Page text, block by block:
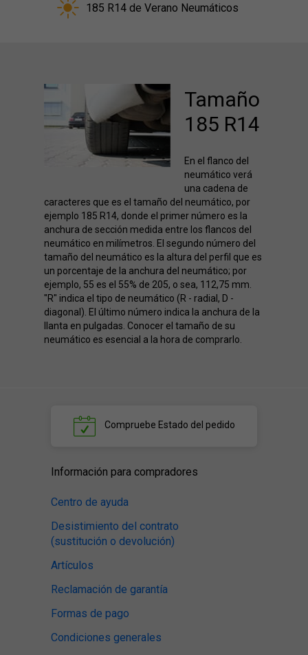
185 R14 de Verano Neumáticos
Tamaño
185 R14
En el flanco del
neumático verá
una cadena de
caracteres que es el tamaño del neumático, por
ejemplo 185 R14, donde el primer número es la
anchura de sección medida entre los flancos del
neumático en milímetros. El segundo número del
tamaño del neumático es la altura del perfil que es
un porcentaje de la anchura del neumático; por
ejemplo, 55 es el 55% de 205, o sea, 112,75 mm.
"R" indica el tipo de neumático (R - radial, D -
diagonal). El último número indica la anchura de la
llanta en pulgadas. Conocer el tamaño de su
neumático es esencial a la hora de comprarlo.
Compruebe Estado del pedido
Información para compradores
Centro de ayuda
Desistimiento del contrato
(sustitución o devolución)
Artículos
Reclamación de garantía
Formas de pago
Condiciones generales